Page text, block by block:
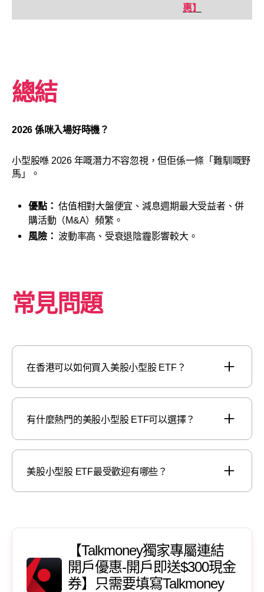
惠】
總結
2026 係咪入場好時機？
小型股喺 2026 年嘅潛力不容忽視，但佢係一條「難馴嘅野
馬」。
優點： 估值相對大盤便宜、減息週期最大受益者、併
購活動（M&A）頻繁。
風險： 波動率高、受衰退陰霾影響較大。
常見問題
在香港可以如何買入美股小型股 ETF？
有什麼熱門的美股小型股 ETF可以選擇？
美股小型股 ETF最受歡迎有哪些？
【Talkmoney獨家專屬連結
開戶優惠-開戶即送$300現金
券】只需要填寫Talkmoney